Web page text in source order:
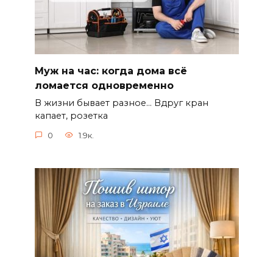
Муж на час: когда дома всё
ломается одновременно
В жизни бывает разное… Вдруг кран
капает, розетка
0 1.9к.